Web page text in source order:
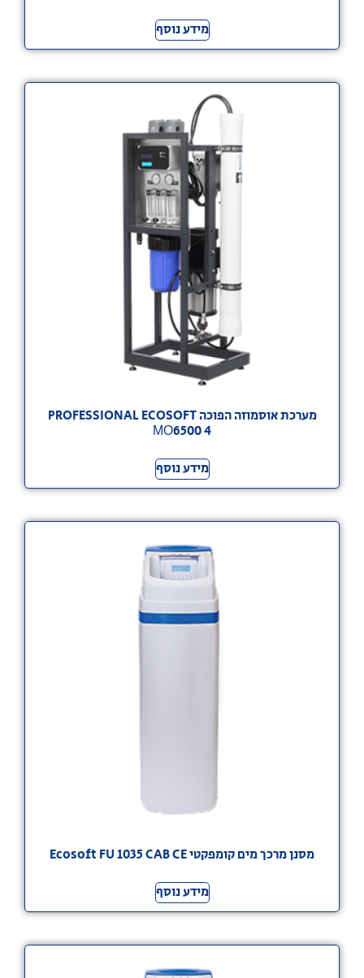
מידע נוסף
מערכת אוסמוזה הפוכה PROFESSIONAL ECOSOFT
МО6500 4
מידע נוסף
מסנן מרכך מים קומפקטי Ecosoft FU 1035 CAB CE
מידע נוסף